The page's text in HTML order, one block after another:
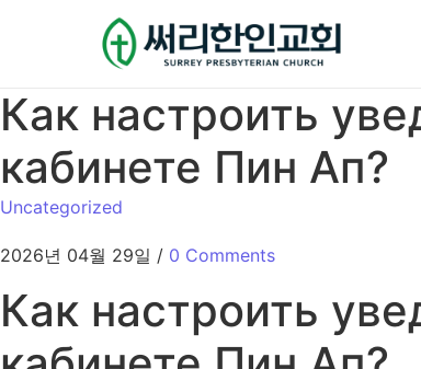
Как настроить
кабинете Пин Ап?
Uncategorized
2026년 04월 29일 / 0 Comments
Как настроить